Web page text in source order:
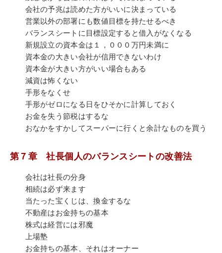
会社の予兆は読めた方がいいに決まっている
営業以外の部署にも数値目標を持たせるべき
バランスシートに目標設定すると借入がなくなる
新規設立の資本金は１，０００万円未満に
資本金の大きい会社が信用できないわけ
資本金が大きい方がいい場合もある
減資は怖くない
手形をなくせ
手形がゼロになる日をひそかに計算しておく
お金を失う節税はするな
おなかをすかしてスーパーに行くと余計なものを買う
第７章 社長個人のバランスシートの改善法
会社は社長の分身
相続は必ず来ます
当たった宝くじは、換金するな
不動産はお金持ちの基本
株式は経営には邪魔
上場塾
お金持ちの基本、それはオーナー